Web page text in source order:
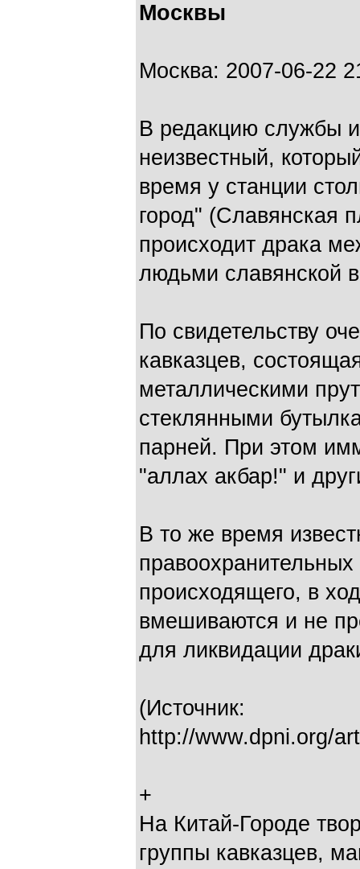
Москвы
Москва: 2007-06-22
В редакцию службы
неизвестный,
время у станции
город"
происходит драка
людьми славянской
По свидетельству
кавказцев,
металлическими
стеклянными
парней. При этом
"аллах акбар!" и
В то же время
происходящего, в
вмешиваются и не
для ликвидации
(Источник:
http://www.dpni.org/
+
На Китай-Городе
группы кавказцев,